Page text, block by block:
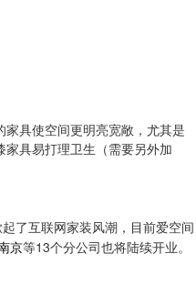
具使空间更明亮宽敞，尤其是
具易打理卫生（需要另外加
了互联网家装风潮，目前爱空间
京等13个分公司也将陆续开业。